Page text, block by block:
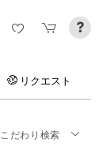
リクエスト
こだわり検索